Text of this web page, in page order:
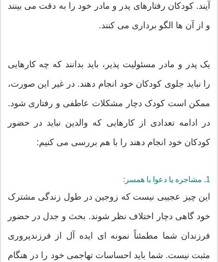
آیند. کودکان رفتارهای پدر و مادر خود را به دقت می بینند
و از آن ها الگو برداری می کنند.
یک پدر و مادر مسئولیت پذیر، باید بدانند که چه کارهایی
را نباید جلوی کودکان خود انجام دهند. در غیر این صورت،
ممکن است کودک دچار مشکلات عاطفی و رفتاری شود.
در ادامه تعدادی از کارهایی که والدین نباید در حضور
کودکان خود انجام دهند را با هم بررسی می کنیم:
1. مشاجره یا دعوا با همسر:
این چیز عجیبی نیست که زوجین در طول زندگی مشترک
خود گاهی دچار اختلاف نظر شوند. بحث و جدل در حضور
فرزندان شما مطمئناً نمونه ای ایده آل از فرزندپروری
مثبت نیست. شما باید احساسات تهاجمی خود را در هنگام